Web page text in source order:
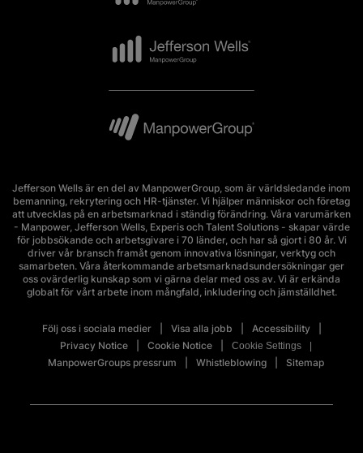
Jefferson Wells är en del av ManpowerGroup, som är världsledande inom
bemanning, rekrytering och HR-tjänster. Vi hjälper människor och företag
att utvecklas på en arbetsmarknad i ständig förändring. Våra varumärken
- Manpower, Jefferson Wells, Experis och Talent Solutions - skapar värde
för jobbsökande och arbetsgivare i 70 länder, och har så gjort i 80 år. Vi
driver vår bransch framåt genom innovativa lösningar, verktyg och
samarbeten. Våra återkommande arbetsmarknadsundersökningar ger
oss ovärderlig kunskap som vi gärna delar med oss av. Vi är erkända
globalt för vårt arbete inom mångfald, inkludering och jämställdhet.
Följ oss i sociala medier Visa alla jobb
Accessibility
Privacy Notice
Cookie Notice Cookie Settings
ManpowerGroups pressrum Whistleblowing Sitemap